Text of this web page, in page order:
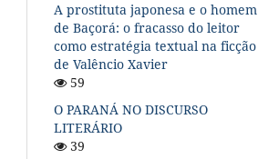
A prostituta japonesa e o homem
de Baçorá: o fracasso do leitor
como estratégia textual na ficção
de Valêncio Xavier
59
O PARANÁ NO DISCURSO
LITERÁRIO
39